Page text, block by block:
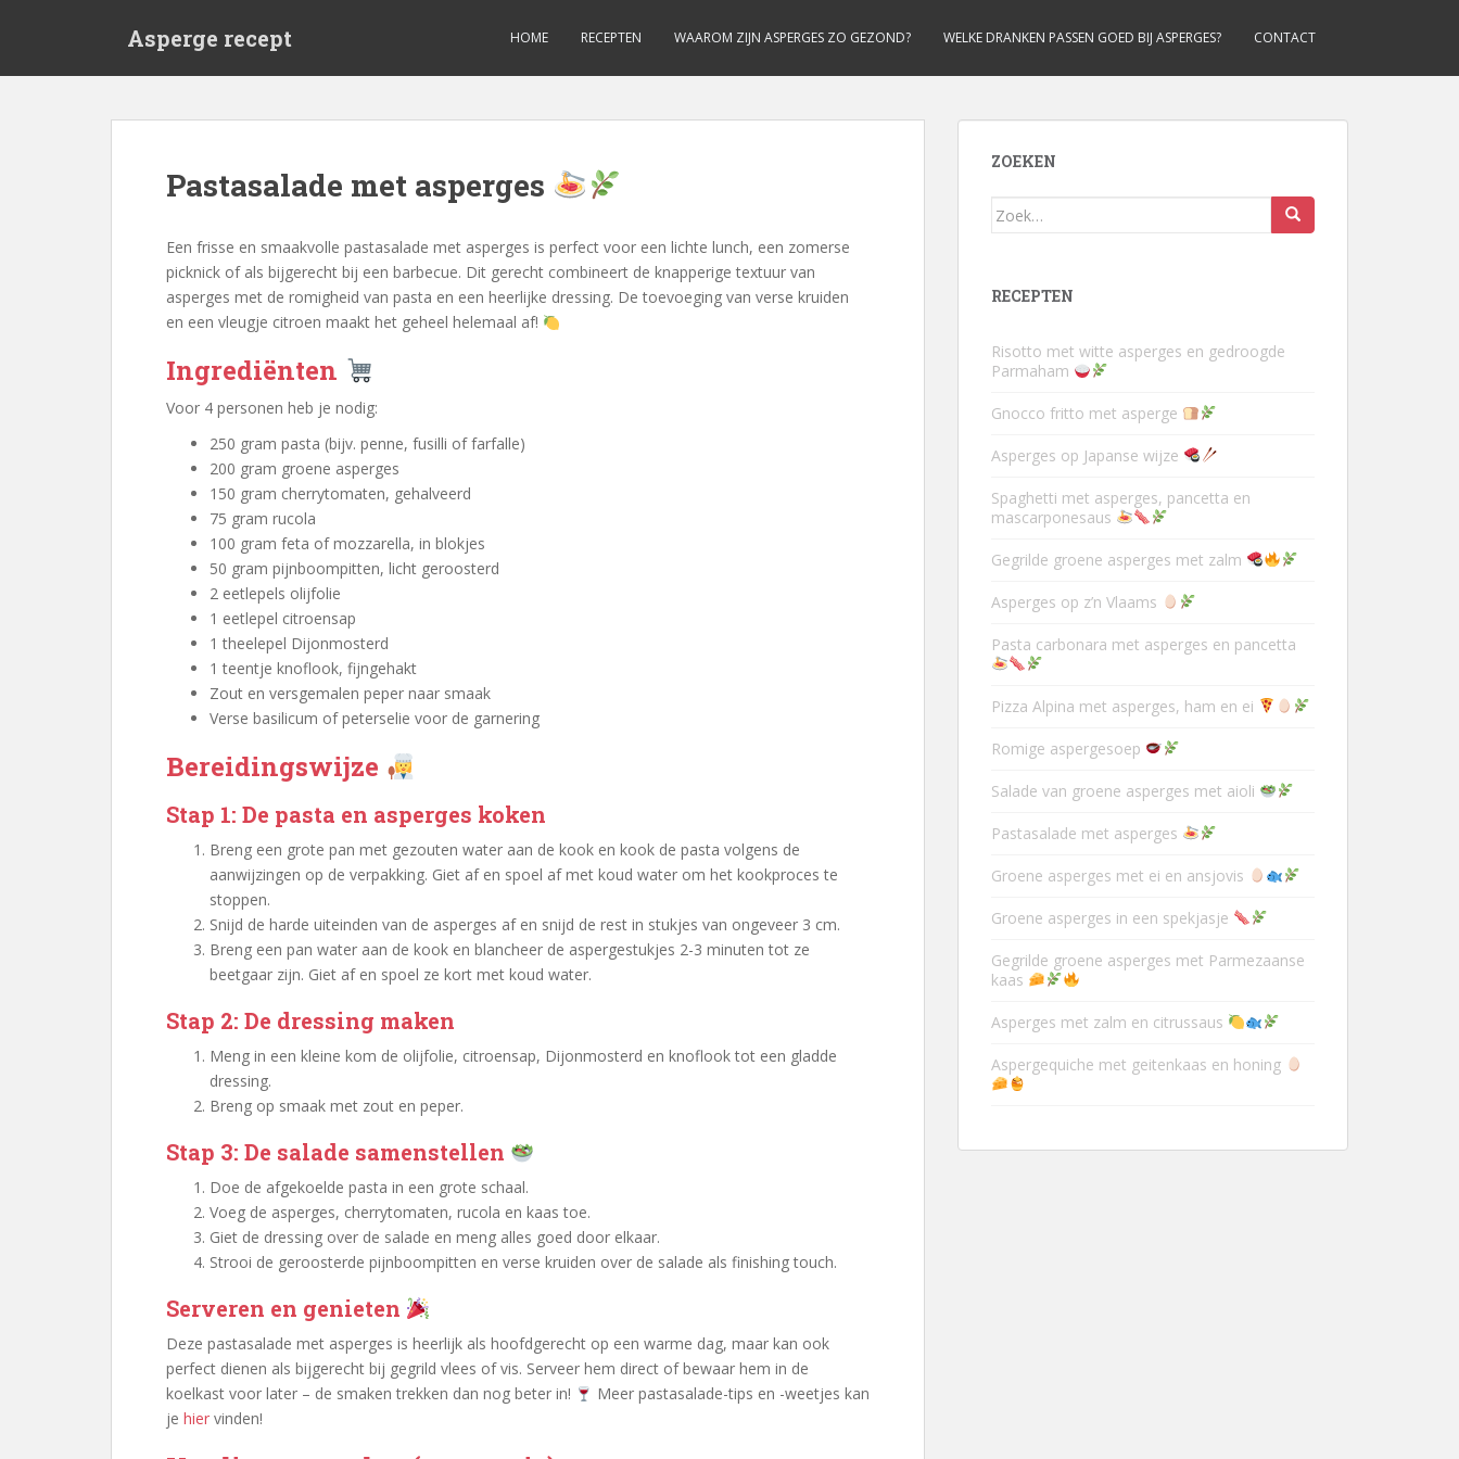
Asperge recept HOME RECEPTEN WAAROM ZIJN ASPERGES ZO GEZOND? WELKE DRANKEN PASSEN GOED BIJ ASPERGES? CONTACT
Pastasalade met asperges
Een frisse en smaakvolle pastasalade met asperges is perfect voor een lichte lunch, een zomerse
picknick of als bijgerecht bij een barbecue. Dit gerecht combineert de knapperige textuur van
asperges met de romigheid van pasta en een heerlijke dressing. De toevoeging van verse kruiden
en een vleugje citroen maakt het geheel helemaal af!
Ingrediënten
Voor 4 personen heb je nodig:
250 gram pasta (bijv. penne, fusilli of farfalle)
200 gram groene asperges
150 gram cherrytomaten, gehalveerd
75 gram rucola
100 gram feta of mozzarella, in blokjes
50 gram pijnboompitten, licht geroosterd
2 eetlepels olijfolie
1 eetlepel citroensap
1 theelepel Dijonmosterd
1 teentje knoflook, fijngehakt
Zout en versgemalen peper naar smaak
Verse basilicum of peterselie voor de garnering
Bereidingswijze
Stap 1: De pasta en asperges koken
Breng een grote pan met gezouten water aan de kook en kook de pasta volgens de
aanwijzingen op de verpakking. Giet af en spoel af met koud water om het kookproces te
stoppen.
Snijd de harde uiteinden van de asperges af en snijd de rest in stukjes van ongeveer 3 cm.
Breng een pan water aan de kook en blancheer de aspergestukjes 2-3 minuten tot ze
beetgaar zijn. Giet af en spoel ze kort met koud water.
Stap 2: De dressing maken
Meng in een kleine kom de olijfolie, citroensap, Dijonmosterd en knoflook tot een gladde
dressing.
Breng op smaak met zout en peper.
Stap 3: De salade samenstellen
Doe de afgekoelde pasta in een grote schaal.
Voeg de asperges, cherrytomaten, rucola en kaas toe.
Giet de dressing over de salade en meng alles goed door elkaar.
Strooi de geroosterde pijnboompitten en verse kruiden over de salade als finishing touch.
Serveren en genieten
Deze pastasalade met asperges is heerlijk als hoofdgerecht op een warme dag, maar kan ook
perfect dienen als bijgerecht bij gegrild vlees of vis. Serveer hem direct of bewaar hem in de
koelkast voor later – de smaken trekken dan nog beter in!
Meer pastasalade-tips en -weetjes kan
je hier vinden!
ZOEKEN
Zoek
RECEPTEN
Risotto met witte asperges en gedroogde
Parmaham
Gnocco fritto met asperge
Asperges op Japanse wijze
Spaghetti met asperges, pancetta en
mascarponesaus
Gegrilde groene asperges met zalm
Asperges op z’n Vlaams
Pasta carbonara met asperges en pancetta
Pizza Alpina met asperges, ham en ei
Romige aspergesoep
Salade van groene asperges met aioli
Pastasalade met asperges
Groene asperges met ei en ansjovis
Groene asperges in een spekjasje
Gegrilde groene asperges met Parmezaanse
kaas
Asperges met zalm en citrussaus
Aspergequiche met geitenkaas en honing